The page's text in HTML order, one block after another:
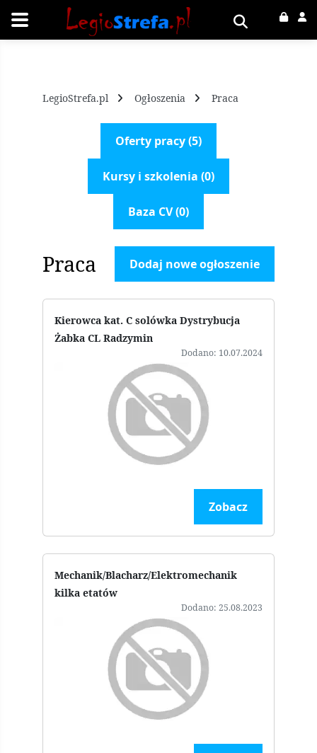
LegioStrefa.pl Ogłoszenia Praca
Oferty pracy (5)
Kursy i szkolenia (0)
Baza CV (0)
Praca Dodaj nowe ogłoszenie
Kierowca kat. C solówka Dystrybucja
Żabka CL Radzymin
Dodano: 10.07.2024
Zobacz
Mechanik/Blacharz/Elektromechanik
kilka etatów
Dodano: 25.08.2023